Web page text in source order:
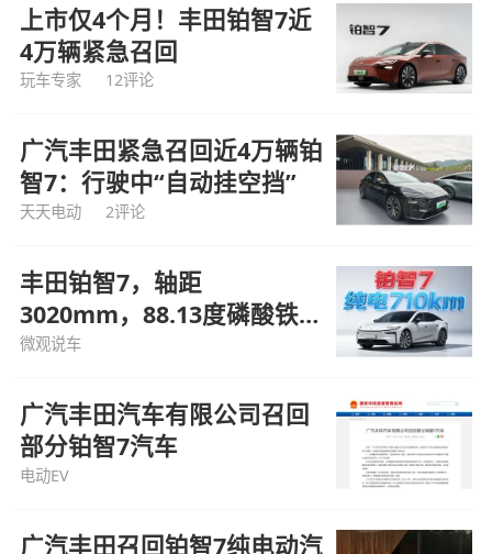
上市仅4个月！丰田铂智7近
4万辆紧急召回
玩车专家 12评论
广汽丰田紧急召回近4万辆铂
智7：行驶中“自动挂空挡”
天天电动 2评论
丰田铂智7，轴距
3020mm，88.13度磷酸铁锂
电池，纯电710km
微观说车
广汽丰田汽车有限公司召回
部分铂智7汽车
电动EV
广汽丰田召回铂智7纯电动汽